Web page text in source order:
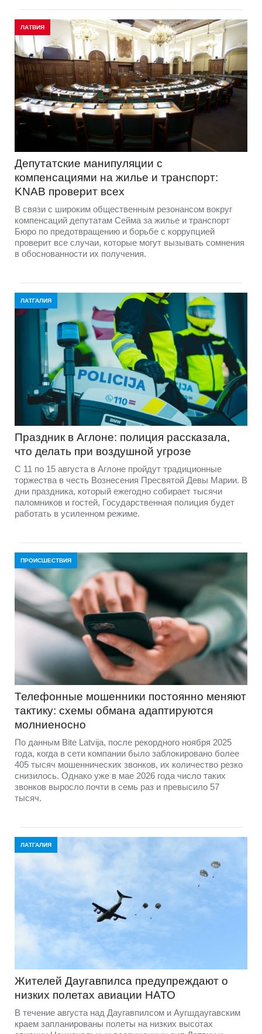
ЛАТВИЯ
Депутатские манипуляции с
компенсациями на жилье и транспорт:
KNAB проверит всех
В связи с широким общественным резонансом вокруг
компенсаций депутатам Сейма за жилье и транспорт
Бюро по предотвращению и борьбе с коррупцией
проверит все случаи, которые могут вызывать сомнения
в обоснованности их получения.
ЛАТГАЛИЯ
Праздник в Аглоне: полиция рассказала,
что делать при воздушной угрозе
С 11 по 15 августа в Аглоне пройдут традиционные
торжества в честь Вознесения Пресвятой Девы Марии. В
дни праздника, который ежегодно собирает тысячи
паломников и гостей, Государственная полиция будет
работать в усиленном режиме.
ПРОИСШЕСТВИЯ
Телефонные мошенники постоянно меняют
тактику: схемы обмана адаптируются
молниеносно
По данным Bite Latvija, после рекордного ноября 2025
года, когда в сети компании было заблокировано более
405 тысяч мошеннических звонков, их количество резко
снизилось. Однако уже в мае 2026 года число таких
звонков выросло почти в семь раз и превысило 57
тысяч.
ЛАТГАЛИЯ
Жителей Даугавпилса предупреждают о
низких полетах авиации НАТО
В течение августа над Даугавпилсом и Аугшдаугавским
краем запланированы полеты на низких высотах